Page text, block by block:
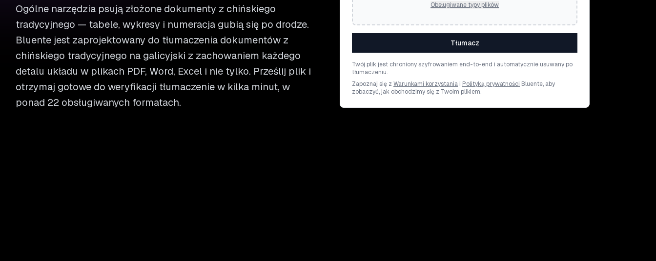
Ogólne narzędzia psują złożone dokumenty z chińskiego
tradycyjnego — tabele, wykresy i numeracja gubią się po drodze.
Bluente jest zaprojektowany do tłumaczenia dokumentów z
chińskiego tradycyjnego na galicyjski z zachowaniem każdego
detalu układu w plikach PDF, Word, Excel i nie tylko. Prześlij plik i
otrzymaj gotowe do weryfikacji tłumaczenie w kilka minut, w
ponad 22 obsługiwanych formatach.
Obsługiwane typy plików
Tłumacz
Twój plik jest chroniony szyfrowaniem end-to-end i automatycznie usuwany po
tłumaczeniu.
Zapoznaj się z Warunkami korzystania i Polityką prywatności Bluente, aby
zobaczyć, jak obchodzimy się z Twoim plikiem.